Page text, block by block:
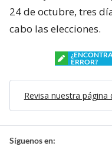
24 de octubre, tres
cabo las elecciones.
ERROR?
Revisa nuestra página
Síguenos en: